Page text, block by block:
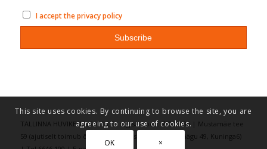
I accept the privacy policy
TALLINNA HUVIKESKUS KULLO, registrikood: 75016486 | Mustamäe tee
59 (ajutiselt toimub õppetöö aadressitel: Vilde 69, Räägu 49, Kuninga6)
This site uses cookies. By continuing to browse the site, you are
agreeing to our use of cookies.
OK
×